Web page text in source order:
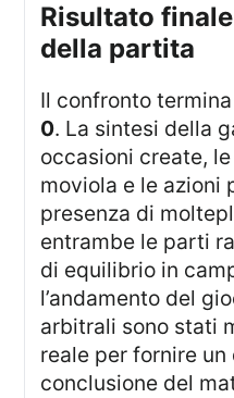
Risultato finale e resoconto
della partita
Il confronto
0. La sintesi della
occasioni create,
moviola e le azioni
presenza di
entrambe le parti
di equilibrio in
l’andamento del
arbitrali sono stati
reale per fornire
conclusione del